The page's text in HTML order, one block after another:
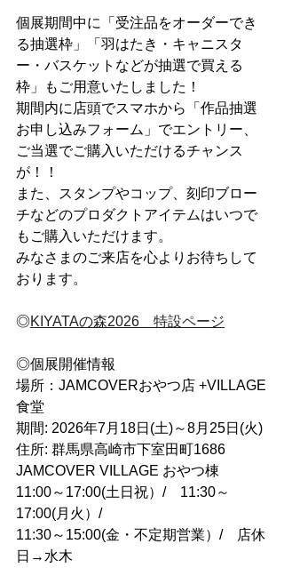
個展期間中に「受注品をオーダーでき
る抽選枠」「羽はたき・キャニスタ
ー・バスケットなどが抽選で買える
枠」もご用意いたしました！
期間内に店頭でスマホから「作品抽選
お申し込みフォーム」でエントリー、
ご当選でご購入いただけるチャンス
が！！
また、スタンプやコップ、刻印ブロー
チなどのプロダクトアイテムはいつで
もご購入いただけます。
みなさまのご来店を心よりお待ちして
おります。
◎KIYATAの森2026　特設ページ
◎個展開催情報
場所：JAMCOVERおやつ店 +VILLAGE
食堂
期間: 2026年7月18日(土)～8月25日(火)
住所: 群馬県高崎市下室田町1686
JAMCOVER VILLAGE おやつ棟
11:00～17:00(土日祝）/　11:30～
17:00(月火）/
11:30～15:00(金・不定期営業）/　店休
日→水木